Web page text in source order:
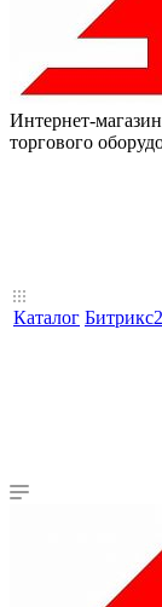
Интернет-магазин
торгового
Каталог